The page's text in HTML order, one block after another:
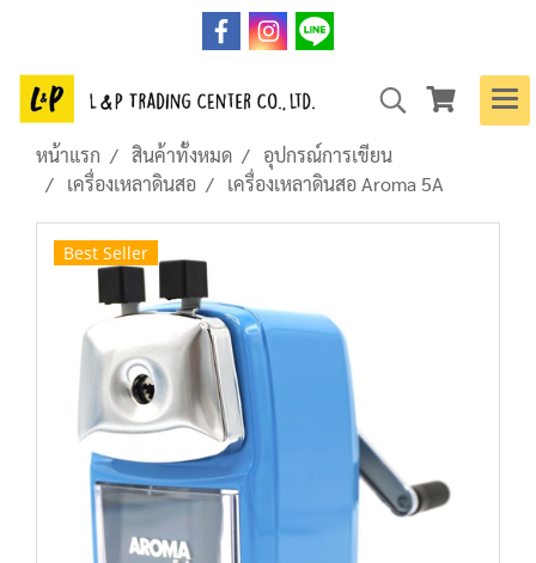
หน้าแรก สินค้าทั้งหมด
อุปกรณ์การเขียน
เครื่องเหลาดินสอ
เครื่องเหลาดินสอ Aroma 5A
Best Seller